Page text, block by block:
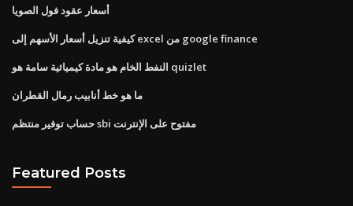
أسعار عقود فول الصويا
كيفية تنزيل أسعار الأسهم إلى excel من google finance
النفط الخام هو مادة كيميائية سامة هو quizlet
ما هو خط أنابيب رمال القطران
حساب توفير منتظم sbi مفتوح على الإنترنت
Featured Posts